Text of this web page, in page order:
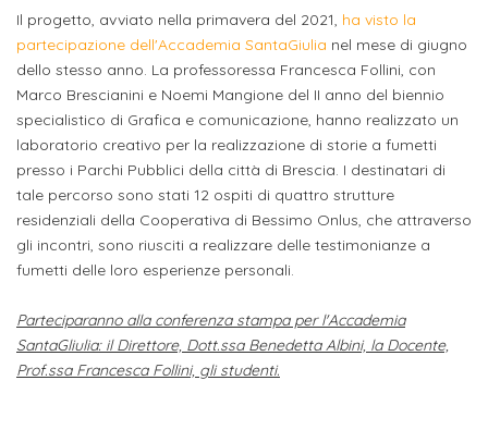
TERZA
MISSIONE
Progetti
Terza
Missione
CAPITALE
ITALIANA
DELLA
CULTURA
BGBS2023
di
Progettazione
e
Arti
Applicate
DOTTORATI
RICERCA
Visive
e
a
corsi
singoli
Laboratori
e
sede
Servizio
di
stampa
Opportunità
di
lavoro
Aziende
convenzionate
Newsletter
OPPORTUNITÀ
FSL
e
attività
per
gli
Superiori
Il progetto, avviato nella primavera del 2021, ha visto la
partecipazione dell'Accademia SantaGiulia nel mese di giugno
dello stesso anno. La professoressa Francesca Follini, con
Marco Brescianini e Noemi Mangione del II anno del biennio
specialistico di Grafica e comunicazione, hanno realizzato un
laboratorio creativo per la realizzazione di storie a fumetti
presso i Parchi Pubblici della città di Brescia. I destinatari di
tale percorso sono stati 12 ospiti di quattro strutture
residenziali della Cooperativa di Bessimo Onlus, che attraverso
gli incontri, sono riusciti a realizzare delle testimonianze a
fumetti delle loro esperienze personali.
Parteciparanno alla conferenza stampa per l'Accademia
SantaGliulia: il Direttore, Dott.ssa Benedetta Albini, la Docente,
Prof.ssa Francesca Follini, gli studenti.